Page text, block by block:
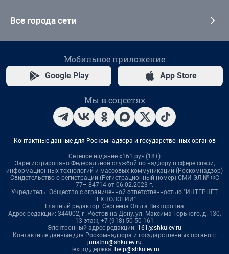
Все города сети
Мобильное приложение
Google Play App Store
Мы в соцсетях
Контактные данные для Роскомнадзора и государственных органов
Сетевое издание «161.ру» (18+)
Зарегистрировано Федеральной службой по надзору в сфере связи,
информационных технологий и массовых коммуникаций (Роскомнадзор)
Свидетельство о регистрации (Регистрационный номер) СМИ ЭЛ № ФС
77– 84714 от 06.02.2023 г.
Учредитель: Общество с ограниченной ответственностью "ИНТЕРНЕТ
ТЕХНОЛОГИИ"
Главный редактор: Сергеева Ольга Викторовна
Адрес редакции: 344002, г. Ростов-на-Дону, ул. Максима Горького, д. 130,
13 этаж, +7 (918) 50-50-161
Электронный адрес редакции: 161@shkulev.ru
Контактные данные для Роскомнадзора и государственных органов:
juristnn@shkulev.ru
Техподдержка: help@shkulev.ru